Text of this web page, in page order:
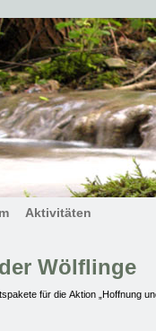
Aktivitäten
Wölflinge
für die Aktion „Hoffnung